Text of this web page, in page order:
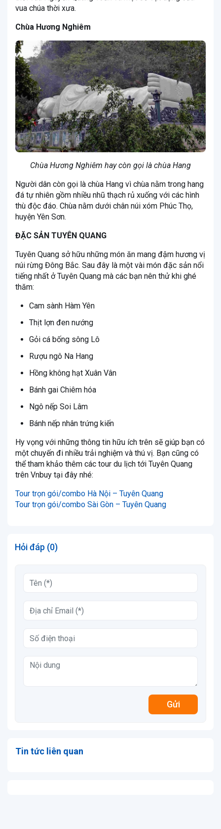
vua chúa thời xưa.
Chùa Hương Nghiêm
Chùa Hương Nghiêm hay còn gọi là chùa Hang
Người dân còn gọi là chùa Hang vì chùa nằm trong hang
đá tự nhiên gồm nhiều nhũ thạch rủ xuống với các hình
thù độc đáo. Chùa nằm dưới chân núi xóm Phúc Thọ,
huyện Yên Sơn.
ĐẶC SẢN TUYÊN QUANG
Tuyên Quang sở hữu những món ăn mang đậm hương vị
núi rừng Đông Bắc. Sau đây là một vài món đặc sản nổi
tiếng nhất ở Tuyên Quang mà các bạn nên thử khi ghé
thăm:
Cam sành Hàm Yên
Thịt lợn đen nướng
Gỏi cá bống sông Lô
Rượu ngô Na Hang
Hồng không hạt Xuân Vân
Bánh gai Chiêm hóa
Ngô nếp Soi Lâm
Bánh nếp nhân trứng kiến
Hy vọng với những thông tin hữu ích trên sẽ giúp bạn có
một chuyến đi nhiều trải nghiệm và thú vị. Bạn cũng có
thể tham khảo thêm các tour du lịch tới Tuyên Quang
trên Vnbuy tại đây nhé:
Tour trọn gói/combo Hà Nội – Tuyên Quang
Tour trọn gói/combo Sài Gòn – Tuyên Quang
Hỏi đáp (0)
Gửi
Tin tức liên quan